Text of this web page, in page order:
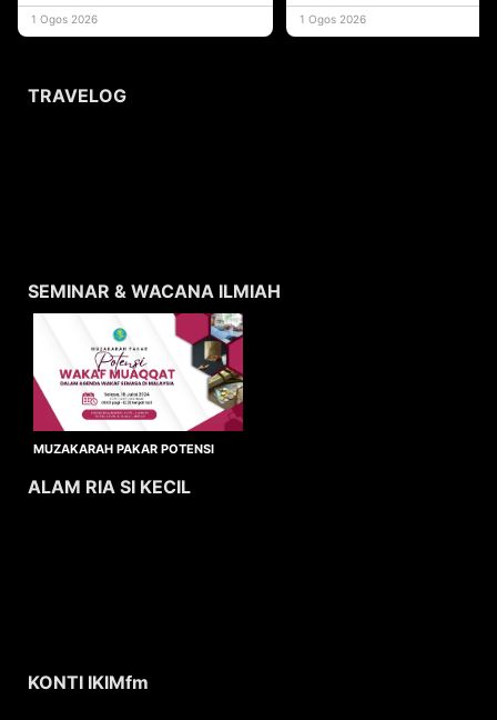
yang memberi ma
1 Ogos 2026
1 Ogos 2026
TRAVELOG
SEMINAR & WACANA ILMIAH
MUZAKARAH PAKAR POTENSI
ALAM RIA SI KECIL
KONTI IKIMfm